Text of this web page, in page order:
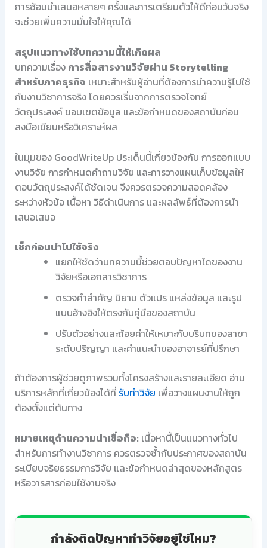
การซ้อมนำเสนอหลายๆ ครั้งและการเตรียมตัวให้ดีก่อนวันจริง
จะช่วยเพิ่มความมั่นใจให้คุณได้
สรุปแนวทางใช้บทความนี้ให้เกิดผล
บทความเรื่อง การสื่อสารงานวิจัยผ่าน Storytelling
สำหรับภาคธุรกิจ เหมาะสำหรับผู้อ่านที่ต้องการนำความรู้ไปใช้
กับงานวิชาการจริง โดยควรเริ่มจากการตรวจโจทย์
วัตถุประสงค์ ขอบเขตข้อมูล และข้อกำหนดของสถาบันก่อน
ลงมือเขียนหรือวิเคราะห์ผล
ในมุมของ GoodWriteUp ประเด็นนี้เกี่ยวข้องกับ การออกแบบ
งานวิจัย การกำหนดคำถามวิจัย และการวางแผนเก็บข้อมูลให้
ตอบวัตถุประสงค์ได้ชัดเจน จึงควรตรวจความสอดคล้อง
ระหว่างหัวข้อ เนื้อหา วิธีดำเนินการ และผลลัพธ์ที่ต้องการนำ
เสนอเสมอ
เช็กก่อนนำไปใช้จริง
แยกให้ชัดว่าบทความนี้ช่วยตอบปัญหาใดของงาน
วิจัยหรือเอกสารวิชาการ
ตรวจคำสำคัญ นิยาม ตัวแปร แหล่งข้อมูล และรูป
แบบอ้างอิงให้ตรงกับคู่มือของสถาบัน
ปรับตัวอย่างและถ้อยคำให้เหมาะกับบริบทของสาขา
ระดับปริญญา และคำแนะนำของอาจารย์ที่ปรึกษา
ถ้าต้องการผู้ช่วยดูภาพรวมทั้งโครงสร้างและรายละเอียด อ่าน
บริการหลักที่เกี่ยวข้องได้ที่ รับทำวิจัย เพื่อวางแผนงานให้ถูก
ต้องตั้งแต่ต้นทาง
หมายเหตุด้านความน่าเชื่อถือ: เนื้อหานี้เป็นแนวทางทั่วไป
สำหรับการทำงานวิชาการ ควรตรวจซ้ำกับประกาศของสถาบัน
ระเบียบจริยธรรมการวิจัย และข้อกำหนดล่าสุดของหลักสูตร
หรือวารสารก่อนใช้งานจริง
กำลังติดปัญหาทำวิจัยอยู่ใช่ไหม?